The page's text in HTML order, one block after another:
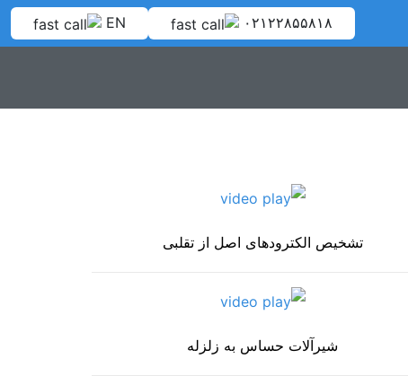
۰۲۱۲۲۸۵۵۸۱۸ EN
تشخیص الکترودهای اصل از تقلبی
شیرآلات حساس به زلزله